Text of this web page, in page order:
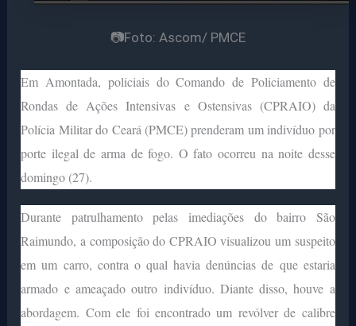
📷Foto: Ascom/ PMCE
Em Amontada, policiais do Comando de Policiamento de
Rondas de Ações Intensivas e Ostensivas (CPRAIO) da
Polícia Militar do Ceará (PMCE) prenderam um indivíduo por
porte ilegal de arma de fogo. O fato ocorreu na noite desse
domingo (27).
Durante patrulhamento pelas imediações do bairro São
Raimundo, a composição do CPRAIO visualizou um suspeito
em um carro, contra o qual havia denúncias de que estaria
armado e ameaçado outro indivíduo. Diante disso, houve a
abordagem. Com ele foi encontrado um revólver de calibre